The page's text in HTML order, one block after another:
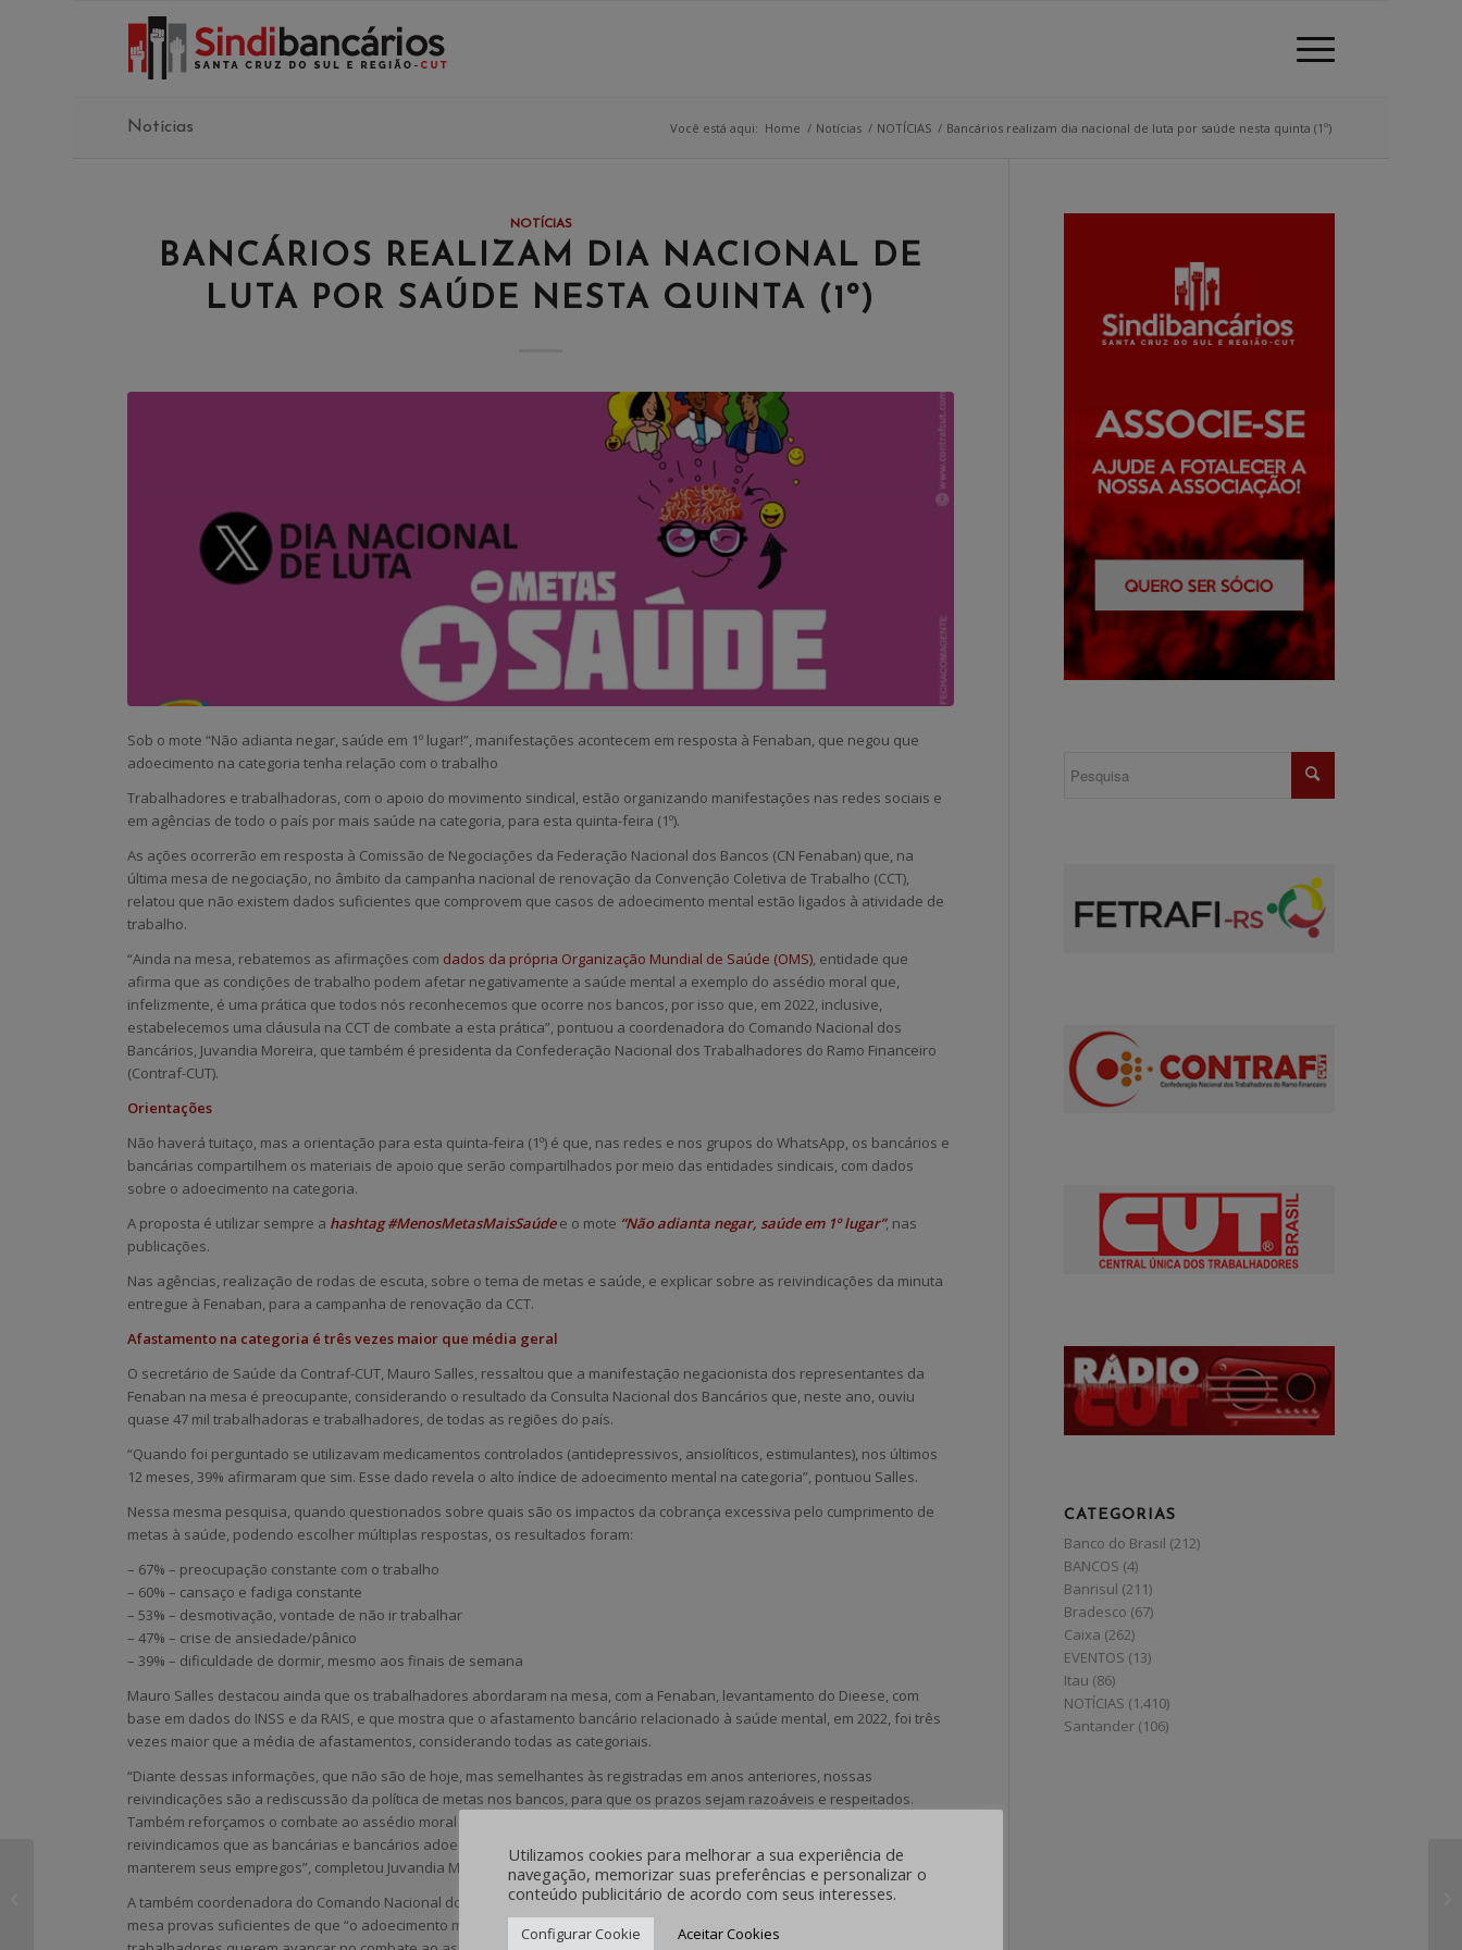
Notícias Você está aqui: Home / Notícias / NOTÍCIAS / Bancários realizam dia nacional de luta por saúde nesta quinta (1º)
NOTÍCIAS
BANCÁRIOS REALIZAM DIA NACIONAL DE
LUTA POR SAÚDE NESTA QUINTA (1º)
Sob o mote “Não adianta negar, saúde em 1º lugar!”, manifestações acontecem em resposta à Fenaban, que negou que
adoecimento na categoria tenha relação com o trabalho
Trabalhadores e trabalhadoras, com o apoio do movimento sindical, estão organizando manifestações nas redes sociais e
em agências de todo o país por mais saúde na categoria, para esta quinta-feira (1º).
As ações ocorrerão em resposta à Comissão de Negociações da Federação Nacional dos Bancos (CN Fenaban) que, na
última mesa de negociação, no âmbito da campanha nacional de renovação da Convenção Coletiva de Trabalho (CCT),
relatou que não existem dados suficientes que comprovem que casos de adoecimento mental estão ligados à atividade de
trabalho.
“Ainda na mesa, rebatemos as afirmações com dados da própria Organização Mundial de Saúde (OMS), entidade que
afirma que as condições de trabalho podem afetar negativamente a saúde mental a exemplo do assédio moral que,
infelizmente, é uma prática que todos nós reconhecemos que ocorre nos bancos, por isso que, em 2022, inclusive,
estabelecemos uma cláusula na CCT de combate a esta prática”, pontuou a coordenadora do Comando Nacional dos
Bancários, Juvandia Moreira, que também é presidenta da Confederação Nacional dos Trabalhadores do Ramo Financeiro
(Contraf-CUT).
Orientações
Não haverá tuitaço, mas a orientação para esta quinta-feira (1º) é que, nas redes e nos grupos do WhatsApp, os bancários e
bancárias compartilhem os materiais de apoio que serão compartilhados por meio das entidades sindicais, com dados
sobre o adoecimento na categoria.
A proposta é utilizar sempre a hashtag #MenosMetasMaisSaúdee o mote “Não adianta negar, saúde em 1º lugar”, nas
publicações.
Nas agências, realização de rodas de escuta, sobre o tema de metas e saúde, e explicar sobre as reivindicações da minuta
entregue à Fenaban, para a campanha de renovação da CCT.
Afastamento na categoria é três vezes maior que média geral
O secretário de Saúde da Contraf-CUT, Mauro Salles, ressaltou que a manifestação negacionista dos representantes da
Fenaban na mesa é preocupante, considerando o resultado da Consulta Nacional dos Bancários que, neste ano, ouviu
quase 47 mil trabalhadoras e trabalhadores, de todas as regiões do país.
“Quando foi perguntado se utilizavam medicamentos controlados (antidepressivos, ansiolíticos, estimulantes), nos últimos
12 meses, 39% afirmaram que sim. Esse dado revela o alto índice de adoecimento mental na categoria”, pontuou Salles.
Nessa mesma pesquisa, quando questionados sobre quais são os impactos da cobrança excessiva pelo cumprimento de
metas à saúde, podendo escolher múltiplas respostas, os resultados foram:
– 67% – preocupação constante com o trabalho
– 60% – cansaço e fadiga constante
– 53% – desmotivação, vontade de não ir trabalhar
– 47% – crise de ansiedade/pânico
– 39% – dificuldade de dormir, mesmo aos finais de semana
Mauro Salles destacou ainda que os trabalhadores abordaram na mesa, com a Fenaban, levantamento do Dieese, com
base em dados do INSS e da RAIS, e que mostra que o afastamento bancário relacionado à saúde mental, em 2022, foi três
vezes maior que a média de afastamentos, considerando todas as categoriais.
“Diante dessas informações, que não são de hoje, mas semelhantes às registradas em anos anteriores, nossas
reivindicações são a rediscussão da política de metas nos bancos, para que os prazos sejam razoáveis e respeitados.
Também reforçamos o combate ao assédio moral e o direito à desconexão, fora do horário de trabalho. Por fim,
reivindicamos que as bancárias e bancários adoecidos tenham tratamento humanizado e condições para se recuperarem e
manterem seus empregos”, completou Juvandia Moreira.
A também coordenadora do Comando Nacional dos Bancários, Neiva Ribeiro, ressaltou que o movimento sindical levou à
mesa provas suficientes de que “o adoecimento mental dos bancários é maior que em outras categorias” e que por isso, os
CATEGORIAS
Banco do Brasil (212)
BANCOS (4)
Banrisul (211)
Bradesco (67)
Caixa (262)
EVENTOS (13)
Itau (86)
NOTÍCIAS (1.410)
Santander (106)
Sindibancários
adiciona botão de
denúncia em seu site
Utilizamos cookies para melhorar a sua experiência de
navegação, memorizar suas preferências e personalizar o
conteúdo publicitário de acordo com seus interesses.
Configurar Cookie Aceitar Cookies